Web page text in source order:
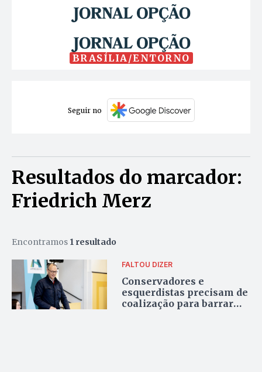
BRASÍLIA/ENTORNO
Seguir no
Resultados do marcador:
Friedrich Merz
Encontramos 1 resultado
FALTOU DIZER
Conservadores e
esquerdistas precisam de
coalização para barrar